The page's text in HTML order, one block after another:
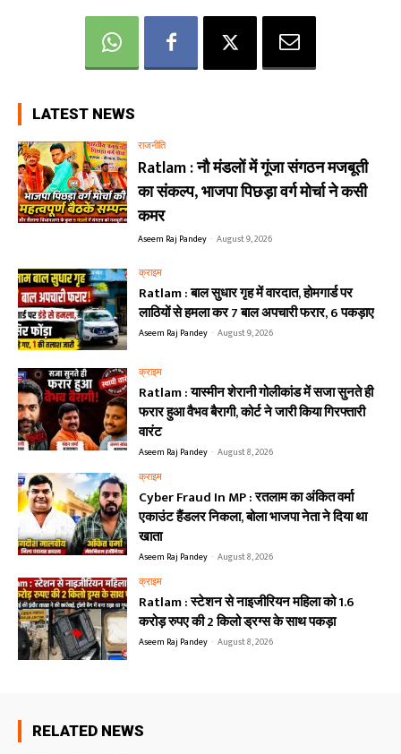
LATEST NEWS
राजनीति
Ratlam : नौ मंडलों में गूंजा संगठन मजबूती
का संकल्प, भाजपा पिछड़ा वर्ग मोर्चा ने कसी
कमर
Aseem Raj Pandey - August 9, 2026
क्राइम
Ratlam : बाल सुधार गृह में वारदात, होमगार्ड पर
लाठियों से हमला कर 7 बाल अपचारी फरार, 6 पकड़ाए
Aseem Raj Pandey - August 9, 2026
क्राइम
Ratlam : यास्मीन शेरानी गोलीकांड में सजा सुनते ही
फरार हुआ वैभव बैरागी, कोर्ट ने जारी किया गिरफ्तारी
वारंट
Aseem Raj Pandey - August 8, 2026
क्राइम
Cyber Fraud In MP : रतलाम का अंकित वर्मा
एकाउंट हैंडलर निकला, बोला भाजपा नेता ने दिया था
खाता
Aseem Raj Pandey - August 8, 2026
क्राइम
Ratlam : स्टेशन से नाइजीरियन महिला को 1.6
करोड़ रुपए की 2 किलो ड्रग्स के साथ पकड़ा
Aseem Raj Pandey - August 8, 2026
RELATED NEWS